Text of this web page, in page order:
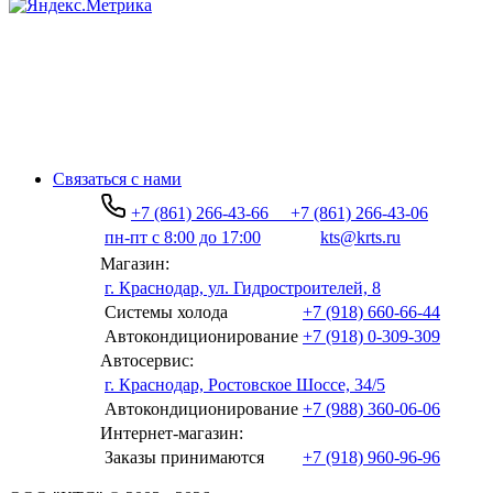
Связаться с нами
+7 (861) 266-43-66
+7 (861) 266-43-06
пн-пт с 8:00 до 17:00
kts@krts.ru
Магазин:
г. Краснодар, ул. Гидростроителей, 8
Системы холода
+7 (918) 660-66-44
Автокондиционирование +7 (918) 0-309-309
Автосервис:
г. Краснодар, Ростовское Шоссе, 34/5
Автокондиционирование +7 (988) 360-06-06
Интернет-магазин:
Заказы принимаются
+7 (918) 960-96-96